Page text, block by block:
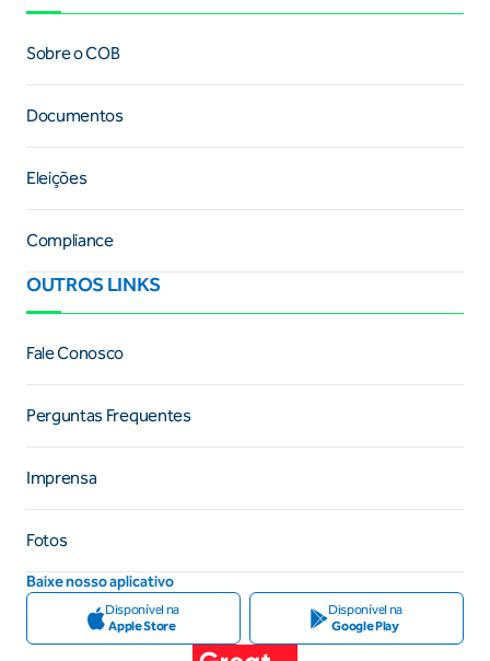
Sobre o COB
Documentos
Eleições
Compliance
OUTROS LINKS
Fale Conosco
Perguntas Frequentes
Imprensa
Fotos
Baixe nosso aplicativo
Disponível na
Apple Store
Disponível na
Google Play